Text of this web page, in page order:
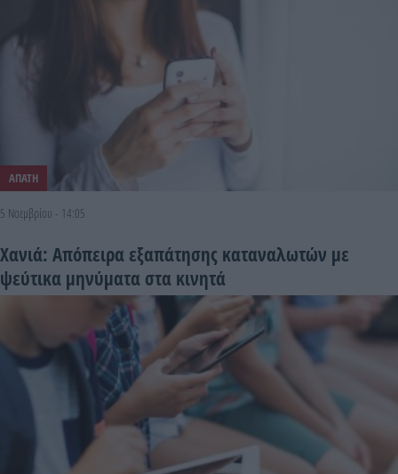
ΑΠΑΤΗ
5 Νοεμβρίου - 14:05
Χανιά: Απόπειρα εξαπάτησης καταναλωτών με
ψεύτικα μηνύματα στα κινητά